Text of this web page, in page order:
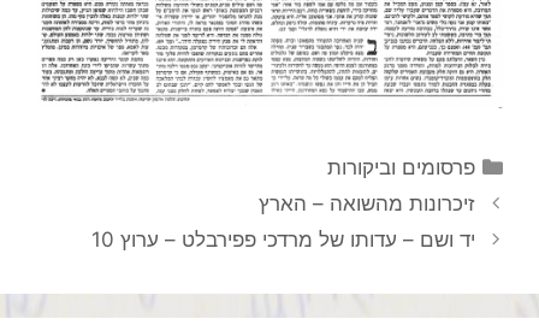
קטגוריות
פרסומים וביקורות
ניווט
פוסטים
זיכרונות מהשואה – הארץ
יד ושם – עדותו של מרדכי פפירבלט – ערוץ 10